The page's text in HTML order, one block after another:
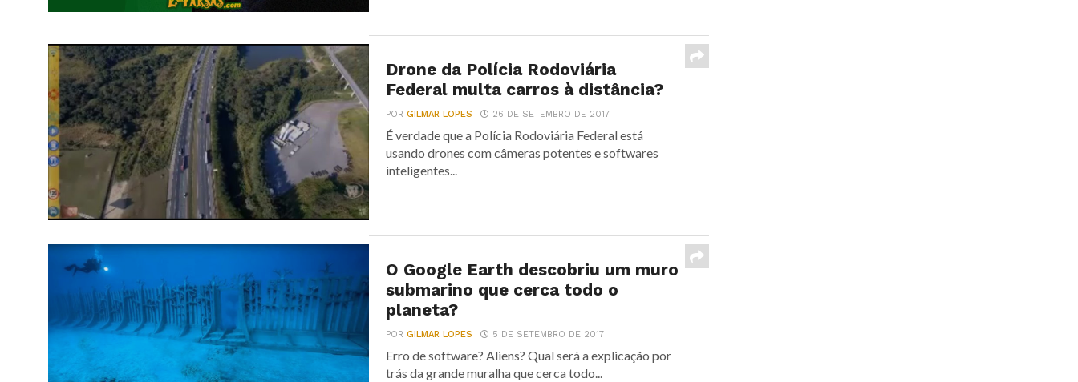
Drone da Polícia Rodoviária
Federal multa carros à distância?
PORGILMAR LOPES 26 DE SETEMBRO DE 2017
É verdade que a Polícia Rodoviária Federal está
usando drones com câmeras potentes e softwares
inteligentes...
O Google Earth descobriu um muro
submarino que cerca todo o
planeta?
PORGILMAR LOPES 5 DE SETEMBRO DE 2017
Erro de software? Aliens? Qual será a explicação por
trás da grande muralha que cerca todo...